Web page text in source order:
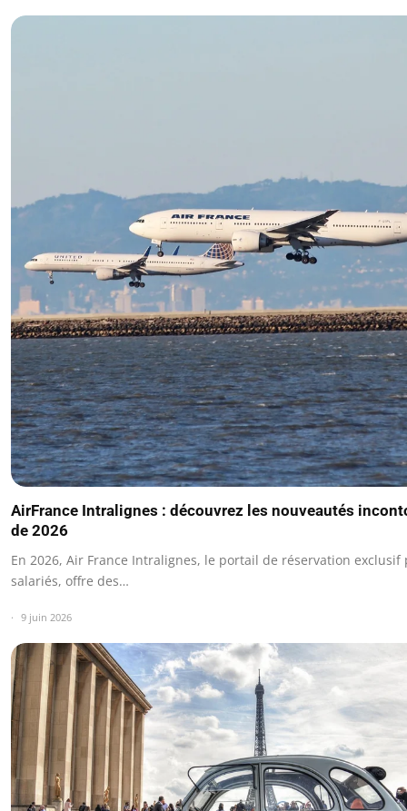
AirFrance Intralignes : découvrez les nouveautés
de 2026
En 2026, Air France Intralignes, le portail de réservation exclusif
salariés, offre des…
9 juin 2026